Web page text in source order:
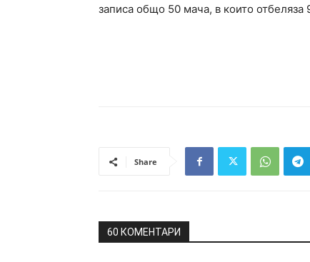
записа общо 50 мача, в които отбеляза
Share
60 КОМЕНТАРИ